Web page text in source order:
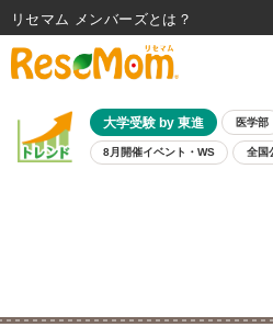
大学受験 by 東進 医学部
8月開催イベント・WS 全国
リセマム メンバーズ